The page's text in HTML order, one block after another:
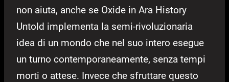
non aiuta, anche se Oxide in Ara History
Untold implementa la semi-rivoluzionaria
idea di un mondo che nel suo intero esegue
un turno contemporaneamente, senza tempi
morti o attese. Invece che sfruttare questo